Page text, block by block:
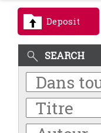
Deposit
SEARCH